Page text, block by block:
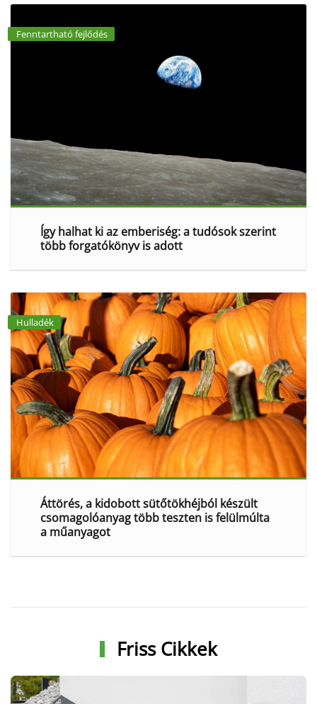
Fenntartható fejlődés
Így halhat ki az emberiség: a tudósok szerint
több forgatókönyv is adott
Hulladék
Áttörés, a kidobott sütőtökhéjból készült
csomagolóanyag több teszten is felülmúlta
a műanyagot
Friss Cikkek